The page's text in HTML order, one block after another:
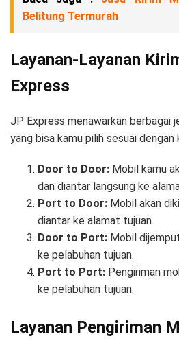
Belitung Termurah
Layanan-Layanan
Express
JP Express menawarkan berbagai
yang bisa kamu pilih sesuai dengan
Door to Door: Mobil kamu
dan diantar langsung ke
Port to Door: Mobil akan
diantar ke alamat tujuan.
Door to Port: Mobil
ke pelabuhan tujuan.
Port to Port: Pengiriman
ke pelabuhan tujuan.
Layanan Pengiriman